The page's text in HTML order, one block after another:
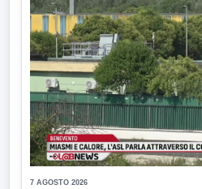
7 AGOSTO 2026